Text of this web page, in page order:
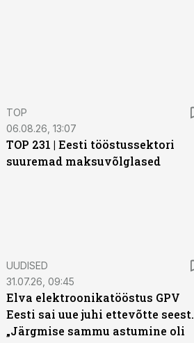
TOP
06.08.26, 13:07
TOP 231 | Eesti tööstussektori
suuremad maksuvõlglased
UUDISED
31.07.26, 09:45
Elva elektroonikatööstus GPV
Eesti sai uue juhi ettevõtte seest.
„Järgmise sammu astumine oli